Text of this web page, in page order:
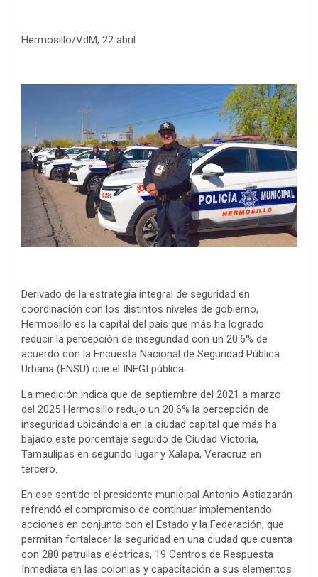
Hermosillo/VdM, 22 abril
Derivado de la estrategia integral de seguridad en
coordinación con los distintos niveles de gobierno,
Hermosillo es la capital del país que más ha logrado
reducir la percepción de inseguridad con un 20.6% de
acuerdo con la Encuesta Nacional de Seguridad Pública
Urbana (ENSU) que el INEGI pública.
La medición indica que de septiembre del 2021 a marzo
del 2025 Hermosillo redujo un 20.6% la percepción de
inseguridad ubicándola en la ciudad capital que más ha
bajado este porcentaje seguido de Ciudad Victoria,
Tamaulipas en segundo lugar y Xalapa, Veracruz en
tercero.
En ese sentido el presidente municipal Antonio Astiazarán
refrendó el compromiso de continuar implementando
acciones en conjunto con el Estado y la Federación, que
permitan fortalecer la seguridad en una ciudad que cuenta
con 280 patrullas eléctricas, 19 Centros de Respuesta
Inmediata en las colonias y capacitación a sus elementos